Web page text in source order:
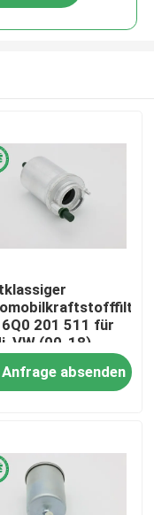
6Q0 201 511 für
VW (00-18),
Anfrage absenden